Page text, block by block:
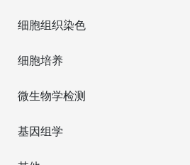
细胞组织染色
细胞培养
微生物学检测
基因组学